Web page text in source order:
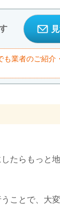
業者のご紹介
たらもっと
ことで、大